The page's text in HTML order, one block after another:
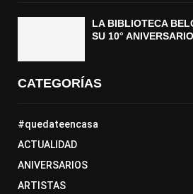
LA BIBLIOTECA
SU 10° ANIVERSARIO
CATEGORÍAS
#quedateencasa
ACTUALIDAD
ANIVERSARIOS
ARTISTAS